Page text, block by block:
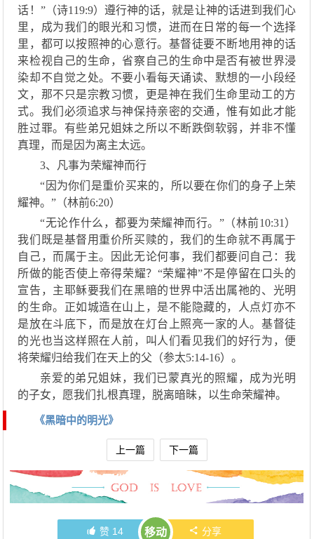
话！ ”（诗119:9） 遵行神的话，就是让神的话进到我们心
里，成为我们的眼光和习惯， 进而在 日常的每一个选择
里 ， 都可以按照神的心意行。基督徒要不断地用神的话
来检视自己的生命，省察自己的生命中是否有被世界浸
染却不自觉之处。 不要小看每天诵读、 默想的一小段经
文， 那不只是宗教习惯， 更是神在我们生命里动工的方
式。我们必须追求与神保持亲密的交通，惟有如此才能
胜过罪。 有些弟兄姐妹之所以 不断跌倒 软弱 ，并非不懂
真理，而是 因为离主太远。
3、凡事为荣耀神而行
“因为你们是重价买来的，所以要在你们的身子上荣
耀神。”（林前6:20）
“无论作什么，都要为荣耀神而行。 ”（林前10:31）
我们 既是基督用重价所买赎的 ，我们的生命就不再属于
自己，而属于主。因此无论何事， 我们都要问自己：我
所做的能否使上帝得荣耀？ “荣耀神”不是停留在口头的
宣告， 主耶稣要我们在黑暗的世界中活出属祂的、 光明
的生命。 正如城造在山上 ， 是不能隐藏的，
人点灯亦不
是放在斗底下，而是放在灯台上照亮一家的人。基督徒
的光也当这样照在人前，叫人们看见我们的好行为，便
将荣耀归给我们在天上的父（参太5:14-16）。
亲爱的弟兄姐妹，我们已蒙真光的照耀，成为光明
的子女，愿我们扎根真理，脱离暗昧，以生命荣耀神。
《黑暗中的明光》
上一篇 下一篇
赞 14 移动 分享